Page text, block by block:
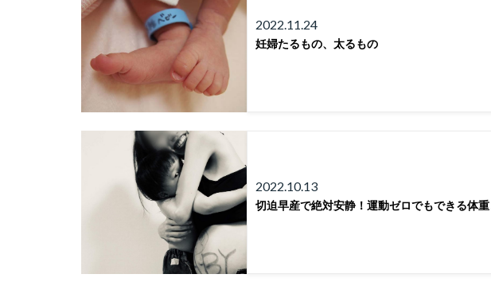
2022.11.24
妊婦たるもの、太るもの
2022.10.13
切迫早産で絶対安静！運動ゼロでもできる体